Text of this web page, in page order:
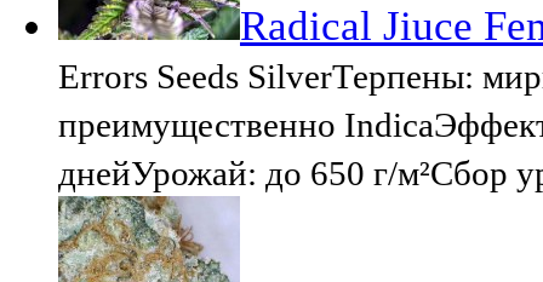
Radical Jiuce
Errors Seeds SilverТерпены:
преимущественно
днейУрожай: до 650 г/м²Сбор